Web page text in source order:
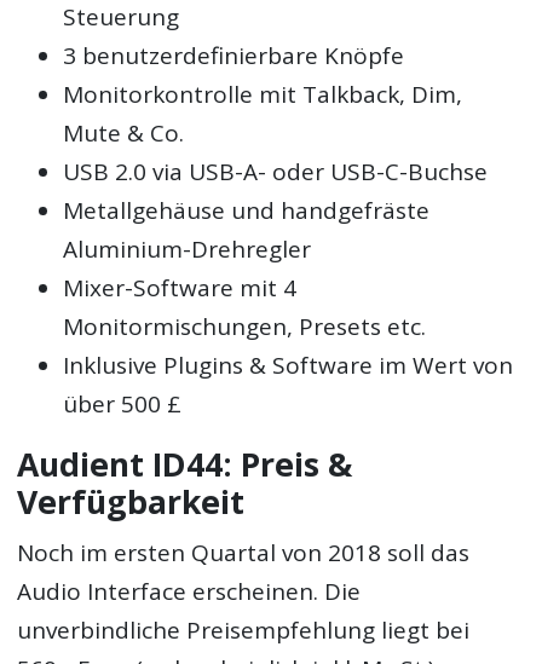
Steuerung
3 benutzerdefinierbare Knöpfe
Monitorkontrolle mit Talkback, Dim,
Mute & Co.
USB 2.0 via USB-A- oder USB-C-Buchse
Metallgehäuse und handgefräste
Aluminium-Drehregler
Mixer-Software mit 4
Monitormischungen, Presets etc.
Inklusive Plugins & Software im Wert von
über 500 £
Audient ID44: Preis &
Verfügbarkeit
Noch im ersten Quartal von 2018 soll das
Audio Interface erscheinen. Die
unverbindliche Preisempfehlung liegt bei